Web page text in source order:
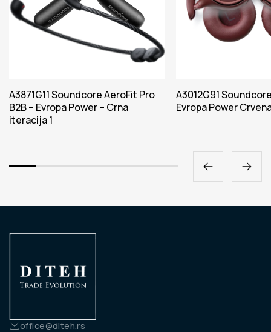
A3871G11 Soundcore AeroFit Pro
B2B – Evropa Power – Crna
iteracija 1
A3012G91
Evropa Power
office@diteh.rs